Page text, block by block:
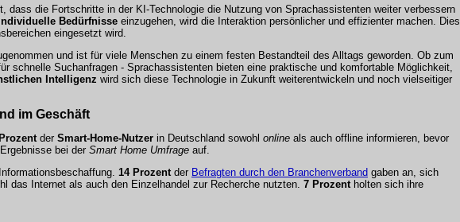
dass die Fortschritte in der KI-Technologie die Nutzung von Sprachassistenten weiter verbessern
Bedürfnisse einzugehen, wird die Interaktion persönlicher und effizienter machen. Dies
eingesetzt wird.
und ist für viele Menschen zu einem festen Bestandteil des Alltags geworden. Ob zum
schnelle Suchanfragen - Sprachassistenten bieten eine praktische und komfortable Möglichkeit,
Intelligenz wird sich diese Technologie in Zukunft weiterentwickeln und noch vielseitiger
im Geschäft
der Smart-Home-Nutzer in Deutschland sowohl online als auch offline informieren, bevor
bei der Smart Home Umfrage auf.
14 Prozent der Befragten durch den Branchenverband gaben an, sich
das Internet als auch den Einzelhandel zur Recherche nutzten. 7 Prozent holten sich ihre